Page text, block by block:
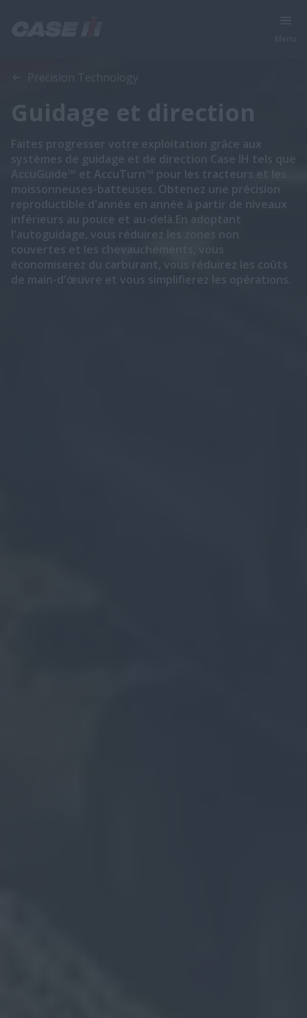
Precision Technology
Guidage et direction
Faites progresser votre exploitation grâce aux
systèmes de guidage et de direction Case IH tels que
AccuGuide™ et AccuTurn™ pour les tracteurs et les
moissonneuses-batteuses. Obtenez une précision
reproductible d'année en année à partir de niveaux
inférieurs au pouce et au-delà.En adoptant
l'autoguidage, vous réduirez les zones non
couvertes et les chevauchements, vous
économiserez du carburant, vous réduirez les coûts
de main-d'œuvre et vous simplifierez les opérations.